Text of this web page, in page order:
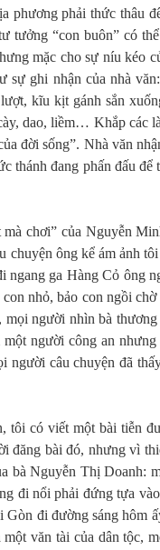
phương phải thức thâu
tưởng “con buôn” có
mặc cho sự níu kéo
sự ghi nhận của nhà
kĩu kịt gánh sắn
dao, liềm… Khắp các
đời sống”. Nhà văn
thánh đang phấn đấu
chơi” của Nguyễn
chuyện ông kể ám ảnh
ga Hàng Cỏ ông
nhỏ, bảo con ngồi
mọi người nhìn bà
người công an
người câu chuyện đã
tôi có viết một bài tiễn
đăng bài đó, nhưng vì
bà Nguyễn Thị Doanh:
đi nổi phải đứng tựa
Gòn đi đường sáng hôm
văn tài của dân tộc,